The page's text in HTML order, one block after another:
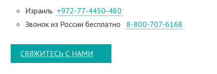
Израиль +972-77-4450-480
Звонок из России бесплатно8-800-707-6168
СВЯЖИТЕСЬ С НАМИ